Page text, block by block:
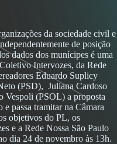
da sociedade civil e
de posição
dados dos munícipes é uma
Intervozes, da Rede
Eduardo Suplicy
(PSD), Juliana Cardoso
Vespoli (PSOL) a proposta
passa tramitar na Câmara
objetivos do PL, os
e a Rede Nossa São Paulo
dia 24 de novembro às 13h.